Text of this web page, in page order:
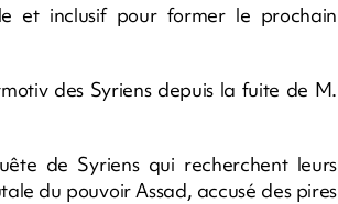
et inclusif pour former le prochain
des Syriens depuis la fuite de M.
de Syriens qui recherchent leurs
du pouvoir Assad, accusé des pires